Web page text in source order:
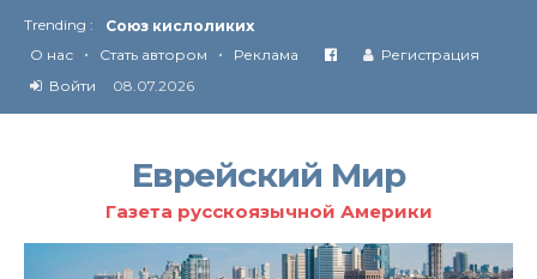
Trending :
Соглашение США с Ираном
Технология Революции в Иране
О нас • Стать автором • Реклама
Регистрация
Войти
08.07.2026
Еврейский Мир
Газета русскоязычной Америки